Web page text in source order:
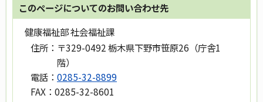
このページについてのお問い合わせ先
健康福祉部 社会福祉課
住所： 〒329-0492 栃木県下野市笹原26（庁舎1
階）
電話： 0285-32-8899
FAX： 0285-32-8601